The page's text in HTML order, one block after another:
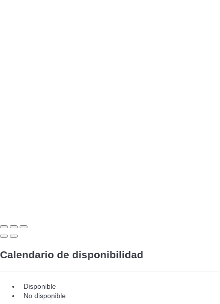
Calendario de disponibilidad
Disponible
No disponible